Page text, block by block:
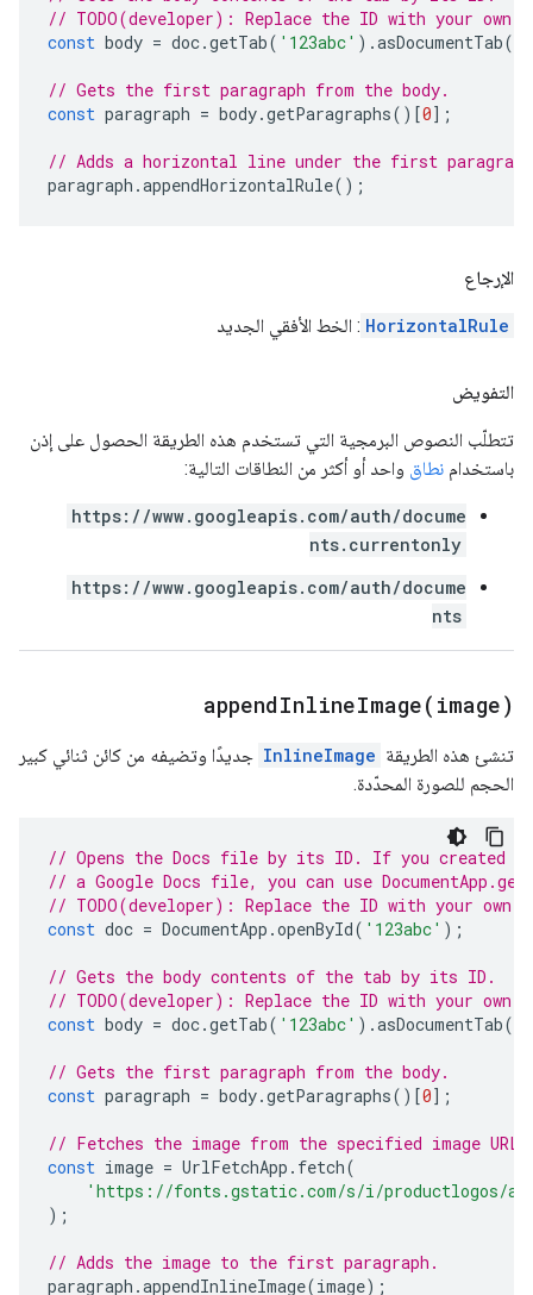
// TODO(developer): Replace the ID with your own.
const body = doc.getTab( '123abc' ).asDocumentTab().
// Gets the first paragraph from the body.
const paragraph = body.getParagraphs()[0];
// Adds a horizontal line under the first
paragraph .appendHorizontalRule();
الإرجاع
HorizontalRule : الخط الأفقي الجديد
التفويض
تتطلّب النصوص البرمجية التي تستخدم هذه الطريقة الحصول على إذن
باستخدام نطاق واحد أو أكثر من النطاقات التالية:
https://www.googleapis.com/auth/docume
nts.currentonly
https://www.googleapis.com/auth/docume
nts
appendInlineImage( image)
تنشئ هذه الطريقة InlineImage جديدًا وتضيفه من كائن ثنائي كبير
الحجم للصورة المحدّدة.
// Opens the Docs file by its ID. If you created
// a Google Docs file, you can use
// TODO(developer): Replace the ID with your own.
const doc = DocumentApp .openById( '123abc' );
// Gets the body contents of the tab by its ID.
// TODO(developer): Replace the ID with your own.
const body = doc.getTab( '123abc' ).asDocumentTab().
// Gets the first paragraph from the body.
const paragraph = body.getParagraphs()[0];
// Fetches the image from the specified image URL.
const image = UrlFetchApp . fetch(
'https://fonts.gstatic.com/s/i/productlogos/
);
// Adds the image to the first paragraph.
paragraph .appendInlineImage(image);